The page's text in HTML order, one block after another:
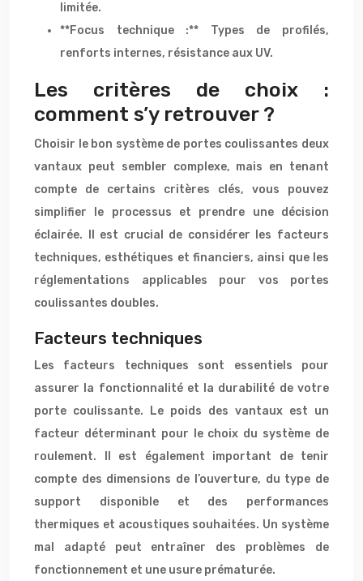
limitée.
**Focus technique :** Types de profilés,
renforts internes, résistance aux UV.
Les critères de choix :
comment s’y retrouver ?
Choisir le bon système de portes coulissantes deux
vantaux peut sembler complexe, mais en tenant
compte de certains critères clés, vous pouvez
simplifier le processus et prendre une décision
éclairée. Il est crucial de considérer les facteurs
techniques, esthétiques et financiers, ainsi que les
réglementations applicables pour vos portes
coulissantes doubles.
Facteurs techniques
Les facteurs techniques sont essentiels pour
assurer la fonctionnalité et la durabilité de votre
porte coulissante. Le poids des vantaux est un
facteur déterminant pour le choix du système de
roulement. Il est également important de tenir
compte des dimensions de l’ouverture, du type de
support disponible et des performances
thermiques et acoustiques souhaitées. Un système
mal adapté peut entraîner des problèmes de
fonctionnement et une usure prématurée.